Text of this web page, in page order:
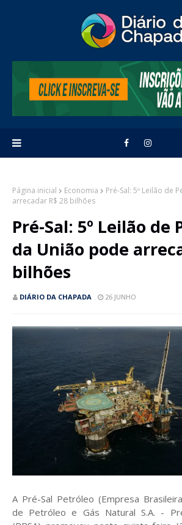
Página inicial Economia
Pré-Sal: 5º Leilão de
arrecadar R$ 28 bilhões
Pré-Sal: 5º Leilão de
da União pode
bilhões
DIÁRIO DA CHAPADA 26 JUNHO
A Pré-Sal Petróleo (Empresa
de Petróleo e Gás Natural S.A. -